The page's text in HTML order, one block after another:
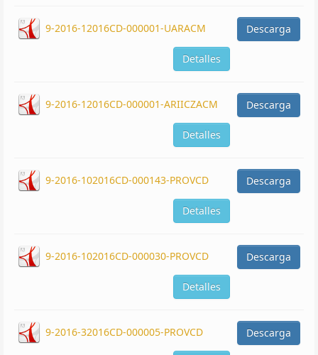
9-2016-12016CD-000001-UARACM Descarga
Detalles
9-2016-12016CD-000001-ARIICZACM Descarga
Detalles
9-2016-102016CD-000143-PROVCD Descarga
Detalles
9-2016-102016CD-000030-PROVCD Descarga
Detalles
9-2016-32016CD-000005-PROVCD Descarga